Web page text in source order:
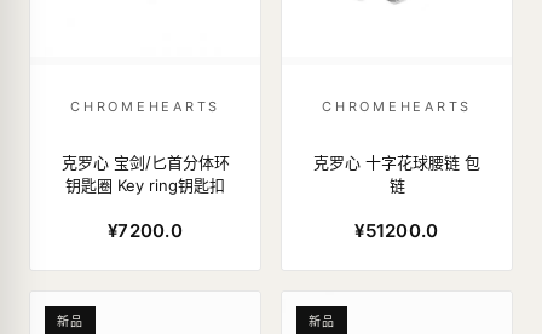
CHROMEHEARTS
克罗心 宝剑/匕首分体环
钥匙圈 Key ring钥匙扣
¥7200.0
CHROMEHEARTS
克罗心 十字花球腰链 包
链
¥51200.0
新品 新品